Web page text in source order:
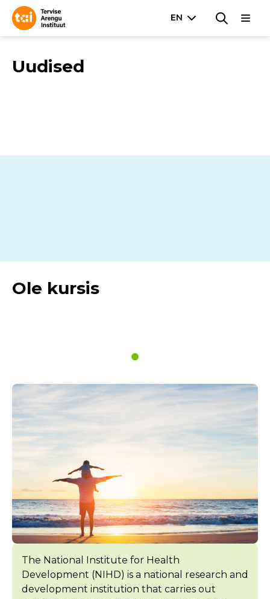
Uudised
Ole kursis
The National Institute for Health
Development (NIHD) is a national research and
development institution that carries out